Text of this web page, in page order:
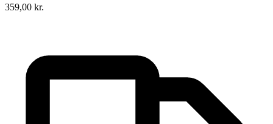
359,00 kr.